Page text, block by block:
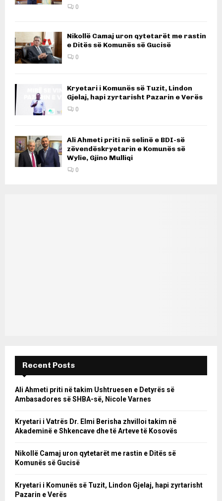
0
Nikollë Camaj uron qytetarët me rastin
e Ditës së Komunës së Gucisë
0
Kryetari i Komunës së Tuzit, Lindon
Gjelaj, hapi zyrtarisht Pazarin e Verës
0
Ali Ahmeti priti në selinë e BDI-së
zëvendëskryetarin e Komunës së
Wylie, Gjino Mulliqi
0
Recent Posts
Ali Ahmeti priti në takim Ushtruesen e Detyrës së
Ambasadores së SHBA-së, Nicole Varnes
Kryetari i Vatrës Dr. Elmi Berisha zhvilloi takim në
Akademinë e Shkencave dhe të Arteve të Kosovës
Nikollë Camaj uron qytetarët me rastin e Ditës së
Komunës së Gucisë
Kryetari i Komunës së Tuzit, Lindon Gjelaj, hapi zyrtarisht
Pazarin e Verës